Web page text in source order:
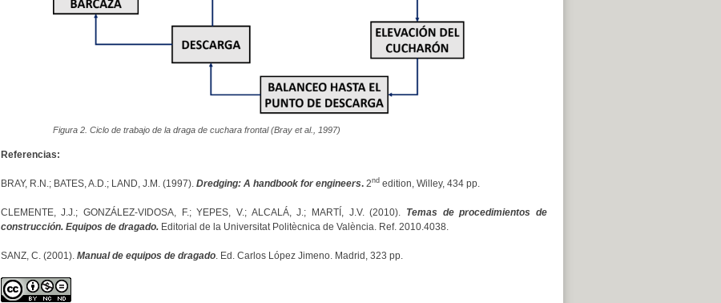
Figura 2. Ciclo de trabajo de la draga de cuchara frontal (Bray et al., 1997)
Referencias:
BRAY, R.N.; BATES, A.D.; LAND, J.M. (1997). Dredging: A handbook for engineers.2ndedition, Willey, 434 pp.
CLEMENTE, J.J.; GONZÁLEZ-VIDOSA, F.; YEPES, V.; ALCALÁ, J.; MARTÍ, J.V. (2010). Temas de procedimientos de
construcción. Equipos de dragado.Editorial de la Universitat Politècnica de València. Ref. 2010.4038.
SANZ, C. (2001). Manual de equipos de dragado. Ed. Carlos López Jimeno. Madrid, 323 pp.